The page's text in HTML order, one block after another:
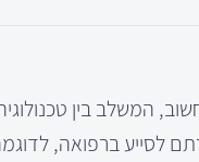
המשלב בין
לסייע ברפואה,